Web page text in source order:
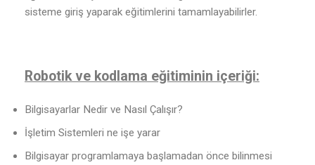
sisteme giriş yaparak eğitimlerini tamamlayabilirler.
Robotik ve kodlama eğitiminin içeriği:
Bilgisayarlar Nedir ve Nasıl Çalışır?
İşletim Sistemleri ne işe yarar
Bilgisayar programlamaya başlamadan önce bilinmesi